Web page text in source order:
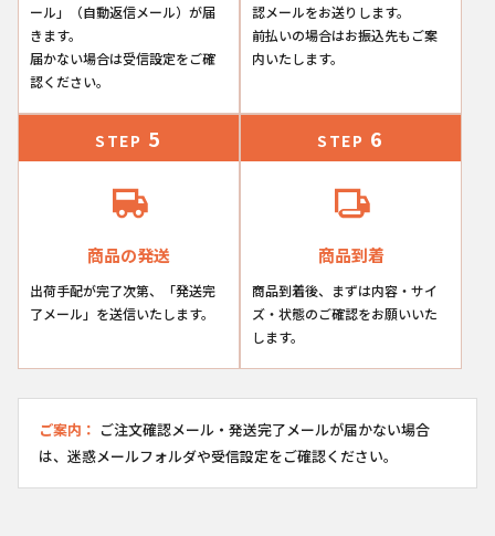
ール」（自動返信メール）が届
きます。
届かない場合は受信設定をご確
認ください。
認メールをお送りします。
前払いの場合はお振込先もご案
内いたします。
STEP 5
商品の発送
出荷手配が完了次第、「発送完
了メール」を送信いたします。
STEP 6
商品到着
商品到着後、まずは内容・サイ
ズ・状態のご確認をお願いいた
します。
ご案内： ご注文確認メール・発送完了メールが届かない場合
は、迷惑メールフォルダや受信設定をご確認ください。